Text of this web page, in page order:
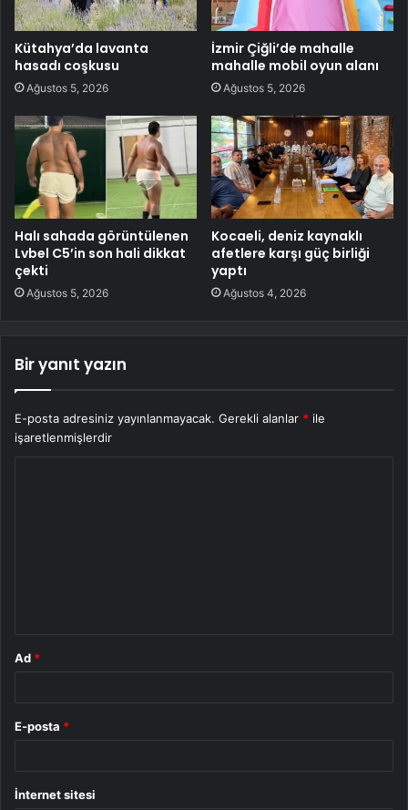
Kütahya’da lavanta
hasadı coşkusu
Ağustos 5, 2026
İzmir Çiğli’de mahalle
mahalle mobil oyun alanı
Ağustos 5, 2026
Halı sahada görüntülenen
Lvbel C5’in son hali dikkat
çekti
Ağustos 5, 2026
Kocaeli, deniz kaynaklı
afetlere karşı güç birliği
yaptı
Ağustos 4, 2026
Bir yanıt yazın
E-posta adresiniz yayınlanmayacak. Gerekli alanlar * ile
işaretlenmişlerdir
Ad *
E-posta *
İnternet sitesi